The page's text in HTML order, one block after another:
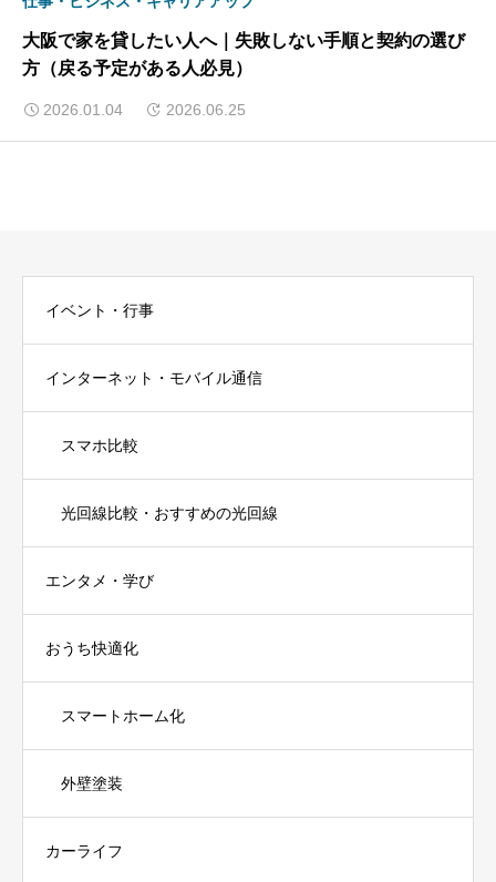
大阪で家を貸したい人へ｜失敗しない手順と契約の選び
方（戻る予定がある人必見）
2026.01.04 2026.06.25
イベント・行事
インターネット・モバイル通信
スマホ比較
光回線比較・おすすめの光回線
エンタメ・学び
おうち快適化
スマートホーム化
外壁塗装
カーライフ